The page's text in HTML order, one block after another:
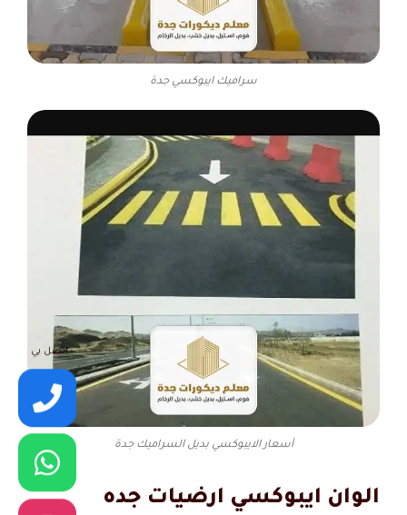
سراميك ايبوكسي جدة
أسعار الايبوكسي بديل السراميك جدة
الوان ايبوكسي ارضيات جده
اتصل بي